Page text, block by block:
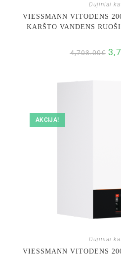
Dujiniai
VIESSMANN VITODENS
KARŠTO VANDENS
4,703.00€
AKCIJA!
Dujiniai
VIESSMANN VITODENS